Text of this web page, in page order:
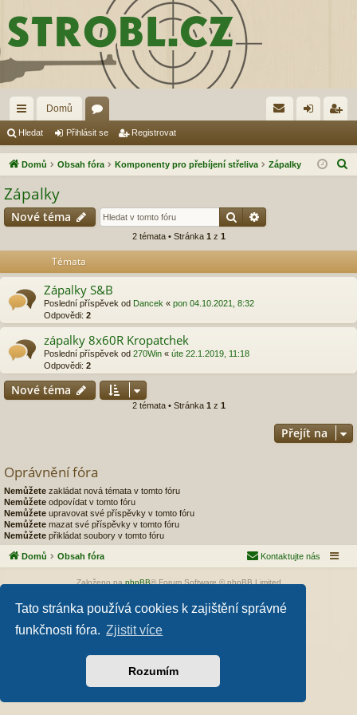
Tato stránka používá cookies k zajištění správné
funkčnosti fóra. Zjistit více
Rozumím
yc
hl
od
ka
zy
Domů
ór
a lá ist
Hledat Přihlásit se Registrovat
Domů Obsah fóra Komponenty pro přebíjení střeliva Zápalky
t
Zápalky
Nové téma Hledat
2 témata • Stránka 1 z 1
Témata
Zápalky S&B
Poslední příspěvek od Dancek « pon 04.10.2021, 8:32
Odpovědi: 2
zápalky 8x60R Kropatchek
Poslední příspěvek od 270Win « úte 22.1.2019, 11:18
Odpovědi: 2
Nové téma
2 témata • Stránka 1 z 1
Přejít na
Oprávnění fóra
Nemůžete zakládat nová témata v tomto fóru
Nemůžete odpovídat v tomto fóru
Nemůžete upravovat své příspěvky v tomto fóru
Nemůžete mazat své příspěvky v tomto fóru
Nemůžete přikládat soubory v tomto fóru
Domů Obsah fóra Kontaktujte nás
Založeno na phpBB® Forum Software © phpBB Limited
Český překlad – phpBB.cz
Soukromí